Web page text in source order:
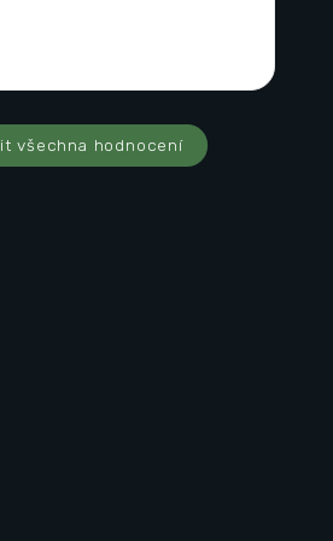
všechna hodnocení